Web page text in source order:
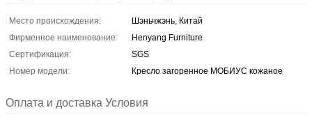
Место происхождения:
Шэньчжэнь, Китай
Фирменное наименование:
Henyang Furniture
Сертификация:
SGS
Номер модели:
Кресло загоренное МОБИУС кожаное
Оплата и доставка Условия